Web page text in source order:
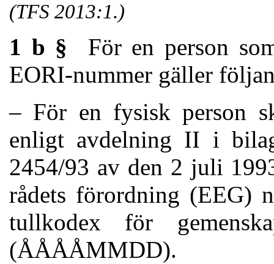
(TFS 2013:1.)
1 b § För en person
EORI-nummer gäller
– För en fysisk person
enligt avdelning II i
2454/93 av den 2 juli
rådets förordning (EEG)
tullkodex för
(ÅÅÅÅMMDD).